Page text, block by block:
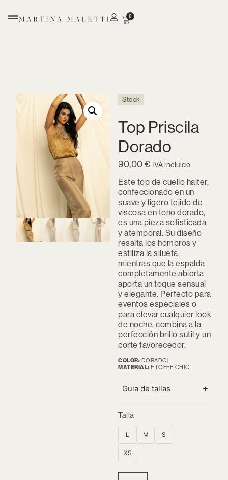
0
Stock
Top Priscila
Dorado
90,00€ IVA incluido
Este top de cuello halter,
confeccionado en un
suave y ligero tejido de
viscosa en tono dorado,
es una pieza sofisticada
y atemporal. Su diseño
resalta los hombros y
estiliza la silueta,
mientras que la espalda
completamente abierta
aporta un toque sensual
y elegante. Perfecto para
eventos especiales o
para elevar cualquier look
de noche, combina a la
perfección brillo sutil y un
corte favorecedor.
COLOR: DORADO
MATERIAL: ETOFFE CHIC
Guia de tallas
Talla
L M S
XS